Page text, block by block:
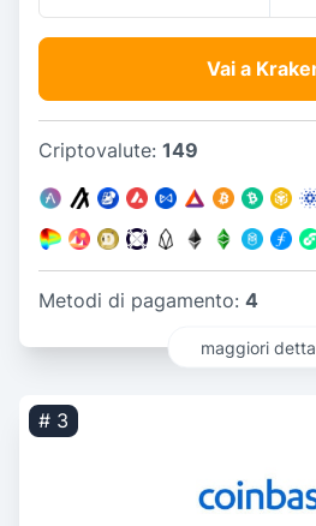
Vai a
Criptovalute: 149
Metodi di pagamento: 4
maggiori
# 3